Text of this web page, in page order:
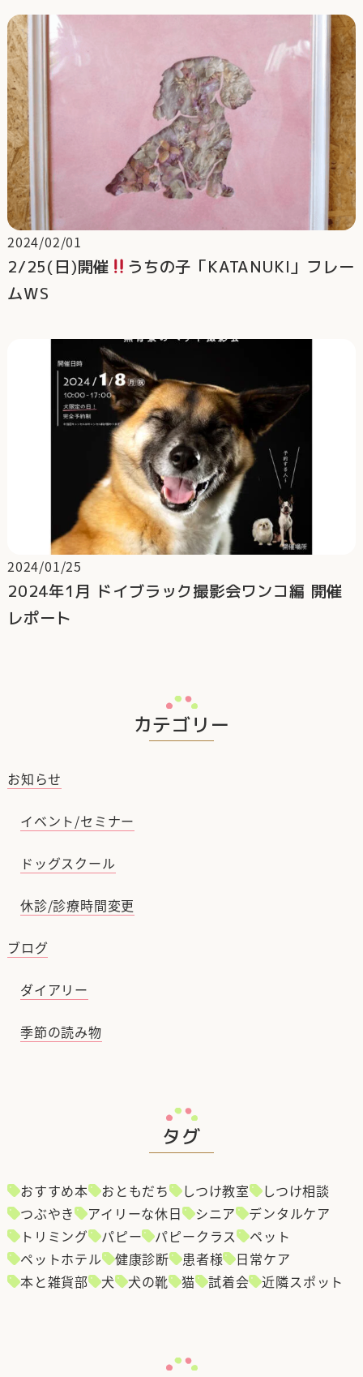
2/25(日)開催
うちの子「KATANUKI」フレー
ムWS
2024/02/01
2024年1月 ドイブラック撮影会ワンコ編 開催
レポート
2024/01/25
カテゴリー
お知らせ
イベント/セミナー
ドッグスクール
休診/診療時間変更
ブログ
ダイアリー
季節の読み物
タグ
おすすめ本 おともだち しつけ教室
しつけ相談
つぶやき
アイリーな休日 シニア
デンタルケア
トリミング
パピー パピークラス
ペット
ペットホテル
健康診断 患者様
日常ケア
本と雑貨部
犬 犬の靴 猫 試着会 近隣スポット